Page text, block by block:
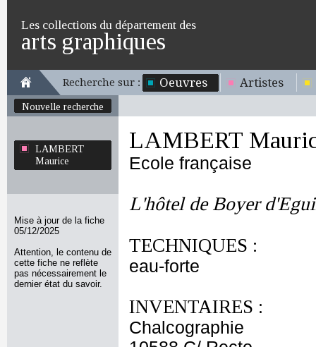
Les collections du département des
arts graphiques
Recherche sur : Oeuvres Artistes
Nouvelle recherche
LAMBERT
Maurice
Mise à jour de la fiche
05/12/2025
Attention, le contenu de
cette fiche ne reflète
pas nécessairement le
dernier état du savoir.
LAMBERT
Ecole française
L'hôtel de Boyer
TECHNIQUES :
eau-forte
INVENTAIRES :
Chalcographie